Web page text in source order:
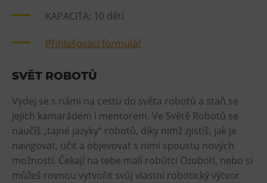
Bolt Café
PECKA DOV
Bistropen
CØKAFE Dolní Vítkovice
FUTURE café
Catering
KAPACITA: 10 dětí
Přihlašovací formulář
SVĚT ROBOTŮ
Vydej se s námi na cestu do světa robotů a staň se
jejich kamarádem i mentorem. Ve Světě Robotů se
naučíš „tajné jazyky“ robotů, díky nimž zjistíš, jak je
navigovat, učit a objevovat s nimi spoustu nových
možností. Čekají na tebe malí robůtci Ozoboti, nebo si
můžeš rovnou vytvořit svůj vlastní robotický výtvor